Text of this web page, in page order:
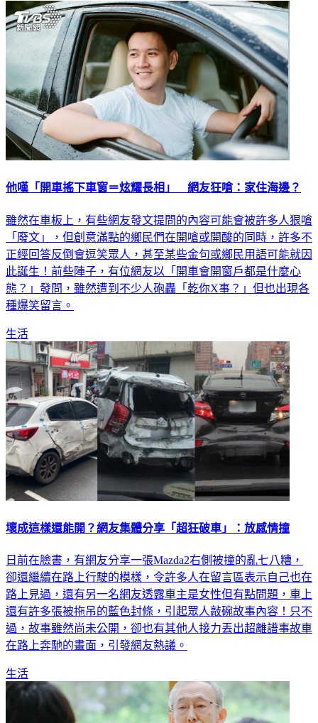
他嘆「開車搖下車窗＝炫耀長相」 網友狂嗆：家住海邊？
雖然在車板上，有些網友發文提問的內容可能會被許多人狠嗆
「廢文」，但創意滿點的鄉民們在開嗆或開酸的同時，許多不
正經回答反倒會逗笑眾人，甚至某些金句或鄉民用語可能就因
此誕生！前些陣子，有位網友以「開車會開窗戶都是什麼心
態？」發問，雖然遭到不少人砲轟「乾你X事？」但也出現各
種爆笑留言。
生活
壞成這樣還能開？網友集體分享「超狂破車」：放感情撞
日前在臉書，有網友分享一張Mazda2右側被撞的亂七八糟，
卻還繼續在路上行駛的模樣，令許多人在留言區表示自己也在
路上見過，還有另一名網友透露車主是女性但有點問題，車上
還有許多張被拖吊的藍色封條，引起眾人敲碗故事內容！只不
過，故事雖然尚未公開，卻也有其他人接力丟出超離譜事故車
在路上奔馳的畫面，引發網友熱議。
生活